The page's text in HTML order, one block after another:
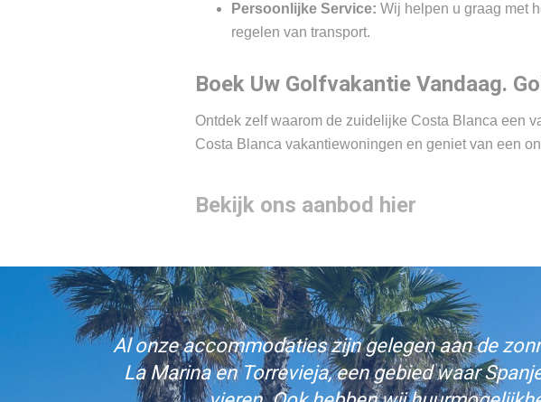
Persoonlijke Service: Wij helpen u graag met
regelen van transport.
Boek Uw Golfvakantie Vandaag.
Ontdek zelf waarom de zuidelijke Costa Blanca een
Costa Blanca vakantiewoningen en geniet van een
Bekijk ons aanbod hier
Al onze accommodaties zijn gelegen aan de
La Marina en Torrevieja, een gebied waar